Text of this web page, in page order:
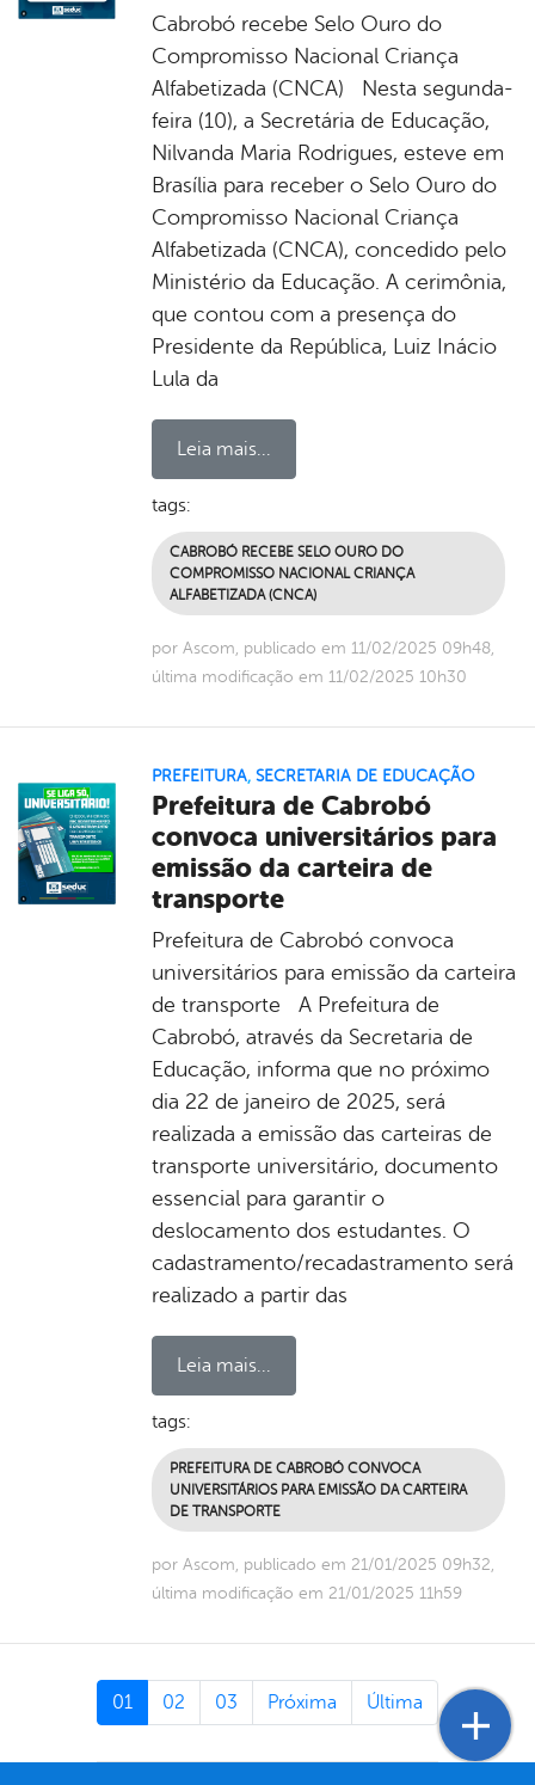
Cabrobó recebe Selo Ouro do
Compromisso Nacional Criança
Alfabetizada (CNCA) Nesta segunda-
feira (10), a Secretária de Educação,
Nilvanda Maria Rodrigues, esteve em
Brasília para receber o Selo Ouro do
Compromisso Nacional Criança
Alfabetizada (CNCA), concedido pelo
Ministério da Educação. A cerimônia,
que contou com a presença do
Presidente da República, Luiz Inácio
Lula da
Leia mais...
tags:
CABROBÓ RECEBE SELO OURO DO
COMPROMISSO NACIONAL CRIANÇA
ALFABETIZADA (CNCA)
por Ascom, publicado em 11/02/2025 09h48,
última modificação em 11/02/2025 10h30
PREFEITURA, SECRETARIA DE EDUCAÇÃO
Prefeitura de Cabrobó
convoca universitários para
emissão da carteira de
transporte
Prefeitura de Cabrobó convoca
universitários para emissão da carteira
de transporte A Prefeitura de
Cabrobó, através da Secretaria de
Educação, informa que no próximo
dia 22 de janeiro de 2025, será
realizada a emissão das carteiras de
transporte universitário, documento
essencial para garantir o
deslocamento dos estudantes. O
cadastramento/recadastramento será
realizado a partir das
Leia mais...
tags:
PREFEITURA DE CABROBÓ CONVOCA
UNIVERSITÁRIOS PARA EMISSÃO DA CARTEIRA
DE TRANSPORTE
por Ascom, publicado em 21/01/2025 09h32,
última modificação em 21/01/2025 11h59
01 02 03 Próxima Última